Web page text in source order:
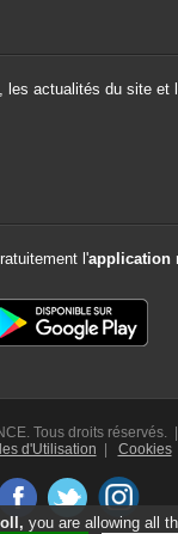
, les actualités du site et
l'application
Tous droits réservés.
d'Utilisation
Cookies
you are allowing all